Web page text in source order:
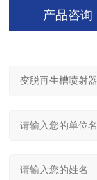
产品咨询